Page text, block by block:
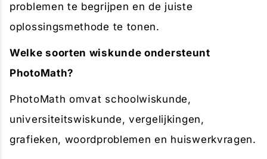
problemen te begrijpen en de juiste
oplossingsmethode te tonen.
Welke soorten wiskunde ondersteunt
PhotoMath?
PhotoMath omvat schoolwiskunde,
universiteitswiskunde, vergelijkingen,
grafieken, woordproblemen en huiswerkvragen.